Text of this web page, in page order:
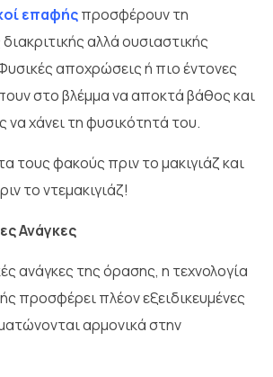
επαφήςπροσφέρουν τη
αλλά ουσιαστικής
αποχρώσεις ή πιο έντονες
στο βλέμμα να αποκτά βάθος και
να χάνει τη φυσικότητά του.
τους φακούς πριν το μακιγιάζ και
το ντεμακιγιάζ!
Ανάγκες
ανάγκες της όρασης, η τεχνολογία
προσφέρει πλέον εξειδικευμένες
αρμονικά στην